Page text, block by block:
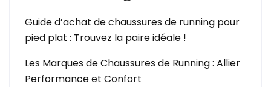
Guide d’achat de chaussures de running pour
pied plat : Trouvez la paire idéale !
Les Marques de Chaussures de Running : Allier
Performance et Confort